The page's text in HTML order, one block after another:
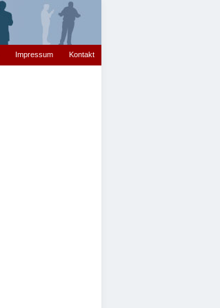
Impressum Kontakt